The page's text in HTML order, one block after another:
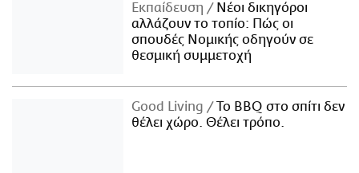
Εκπαίδευση
Νέοι δικηγόροι
αλλάζουν το τοπίο: Πώς οι
σπουδές Νομικής οδηγούν σε
θεσμική συμμετοχή
Good Living
Το BBQ στο σπίτι δεν
θέλει χώρο. Θέλει τρόπο.